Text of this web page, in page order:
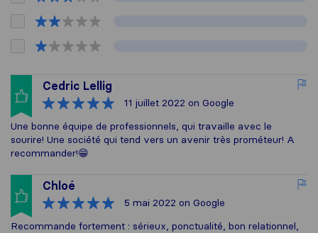
Cedric Lellig
11 juillet 2022 on Google
Une bonne équipe de professionnels, qui travaille avec le
sourire! Une société qui tend vers un avenir très prométeur! A
recommander!😁
Chloé
5 mai 2022 on Google
Recommande fortement : sérieux, ponctualité, bon relationnel,